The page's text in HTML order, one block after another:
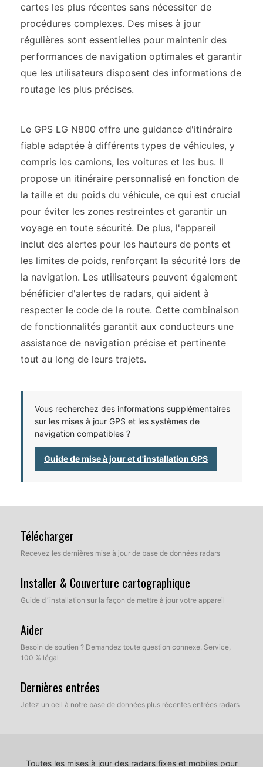
cartes les plus récentes sans nécessiter de
procédures complexes. Des mises à jour
régulières sont essentielles pour maintenir des
performances de navigation optimales et garantir
que les utilisateurs disposent des informations de
routage les plus précises.
Le GPS LG N800 offre une guidance d'itinéraire
fiable adaptée à différents types de véhicules, y
compris les camions, les voitures et les bus. Il
propose un itinéraire personnalisé en fonction de
la taille et du poids du véhicule, ce qui est crucial
pour éviter les zones restreintes et garantir un
voyage en toute sécurité. De plus, l'appareil
inclut des alertes pour les hauteurs de ponts et
les limites de poids, renforçant la sécurité lors de
la navigation. Les utilisateurs peuvent également
bénéficier d'alertes de radars, qui aident à
respecter le code de la route. Cette combinaison
de fonctionnalités garantit aux conducteurs une
assistance de navigation précise et pertinente
tout au long de leurs trajets.
Vous recherchez des informations supplémentaires
sur les mises à jour GPS et les systèmes de
navigation compatibles ?
Guide de mise à jour et d'installation GPS
Télécharger
Recevez les dernières mise à jour de base de données radars
Installer & Couverture cartographique
Guide d´installation sur la façon de mettre à jour votre appareil
Aider
Besoin de soutien ? Demandez toute question connexe. Service,
100 % légal
Dernières entrées
Jetez un oeil à notre base de données plus récentes entrées radars
Toutes les mises à jour des radars fixes et mobiles pour